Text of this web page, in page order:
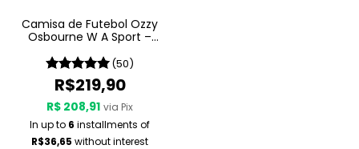
Camisa de Futebol Ozzy
Osbourne W A Sport –
(50)
R$219,90
R$ 208,91 via Pix
In up to 6 installments of
R$36,65 without interest